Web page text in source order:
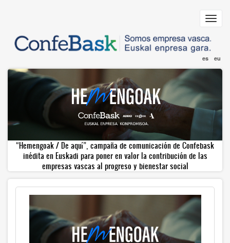
principal
es eu
“Hemengoak / De aquí”, campaña de comunicación de Confebask
inédita en Euskadi para poner en valor la contribución de las
empresas vascas al progreso y bienestar social